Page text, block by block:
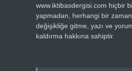
www.iktibasdergisi.com hiçbir
yapmadan, herhangi bir
değişikliğe gitme, yazı ve
kaldırma hakkına sahiptir.